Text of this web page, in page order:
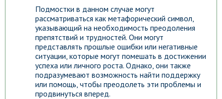
Подмостки в данном случае могут
рассматриваться как метафорический символ,
указывающий на необходимость преодоления
препятствий и трудностей. Они могут
представлять прошлые ошибки или негативные
ситуации, которые могут помешать в достижении
успеха или личного роста. Однако, они также
подразумевают возможность найти поддержку
или помощь, чтобы преодолеть эти проблемы и
продвинуться вперед.